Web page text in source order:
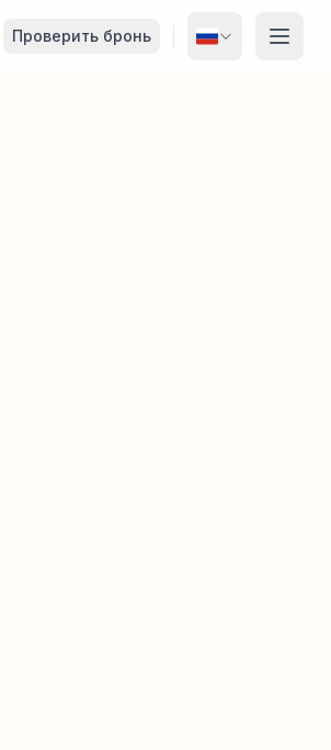
Проверить бронь